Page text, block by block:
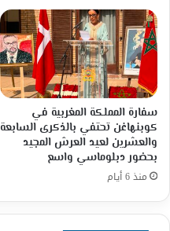
سفارة المملكة المغربية في
كوبنهاغن تحتفي بالذكرى السابعة
والعشرين لعيد العرش المجيد
بحضور دبلوماسي واسع
منذ 6 أيام